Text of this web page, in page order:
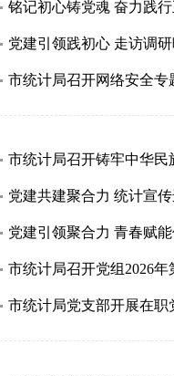
党建引领践初心 走访调
市统计局召开网络安全专
市统计局召开铸牢中华
党建引领聚合力 青春赋
市统计局召开党组2026
市统计局党支部开展在职